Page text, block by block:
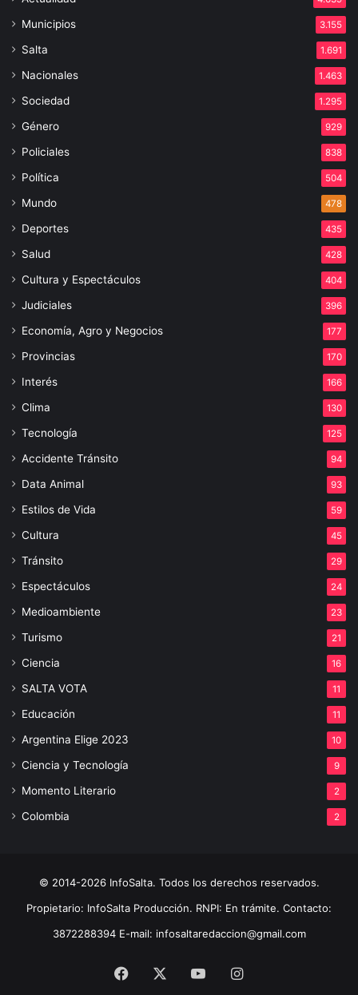
Municipios 3.155
Salta 1.691
Nacionales 1.463
Sociedad 1.295
Género 929
Policiales 838
Política 504
Mundo 478
Deportes 435
Salud 428
Cultura y Espectáculos 404
Judiciales 396
Economía, Agro y Negocios 177
Provincias 170
Interés 166
Clima 130
Tecnología 125
Accidente Tránsito 94
Data Animal 93
Estilos de Vida 59
Cultura 45
Tránsito 29
Espectáculos 24
Medioambiente 23
Turismo 21
Ciencia 16
SALTA VOTA 11
Educación 11
Argentina Elige 2023 10
Ciencia y Tecnología 9
Momento Literario 2
Colombia 2
© 2014-2026 InfoSalta. Todos los derechos reservados.
Propietario: InfoSalta Producción. RNPI: En trámite. Contacto:
3872288394 E-mail: infosaltaredaccion@gmail.com
Facebook YouTubeInstagram